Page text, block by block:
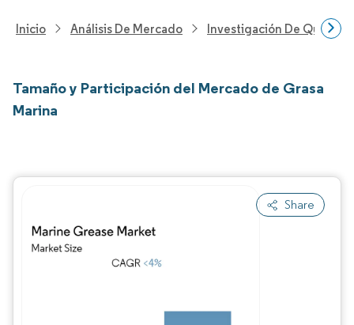
Inicio Análisis De Mercado Investigación De
Tamaño y Participación del Mercado de Grasa
Marina
Share